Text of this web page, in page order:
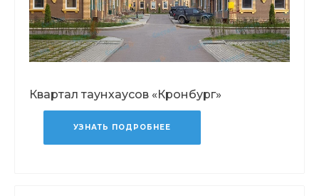
Квартал таунхаусов «Кронбург»
УЗНАТЬ ПОДРОБНЕЕ